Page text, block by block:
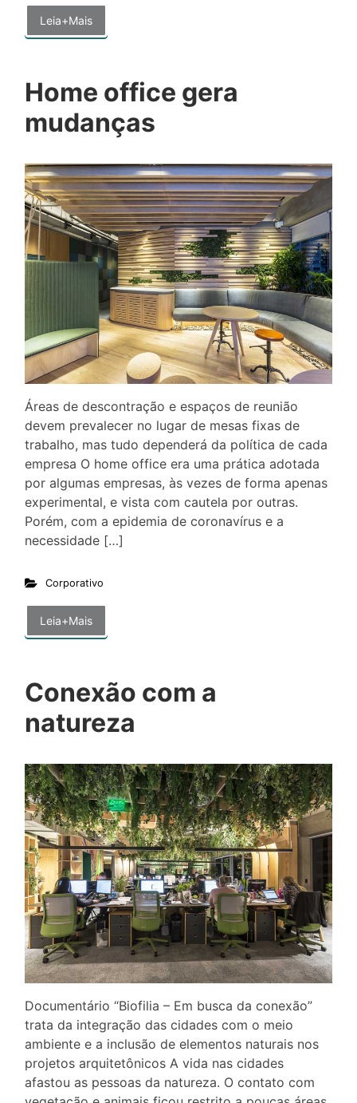
Leia+Mais
Home office gera
mudanças
Áreas de descontração e espaços de reunião
devem prevalecer no lugar de mesas fixas de
trabalho, mas tudo dependerá da política de cada
empresa O home office era uma prática adotada
por algumas empresas, às vezes de forma apenas
experimental, e vista com cautela por outras.
Porém, com a epidemia de coronavírus e a
necessidade […]
Corporativo
Leia+Mais
Conexão com a
natureza
Documentário “Biofilia – Em busca da conexão”
trata da integração das cidades com o meio
ambiente e a inclusão de elementos naturais nos
projetos arquitetônicos A vida nas cidades
afastou as pessoas da natureza. O contato com